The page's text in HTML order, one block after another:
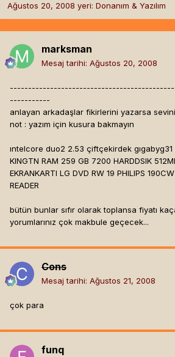
Ağustos 20, 2008 yeri: Donanım & Yazılım
marksman
Mesaj tarihi: Ağustos 20, 2008
-----------
anlayan arkadaşlar fikirlerini yazarsa
not : yazım için kusura bakmayın
ıntelcore duo2 2.53 çiftçekirdek gıgabyg31
KINGTN RAM 259 GB 7200 HARDDSIK
EKRANKARTI LG DVD RW 19 PHILIPS
READER
bütün bunlar sıfır olarak toplansa fiyatı
yorumlarınız çok makbule geçecek...
Cons
Mesaj tarihi: Ağustos 21, 2008
çok para
funq